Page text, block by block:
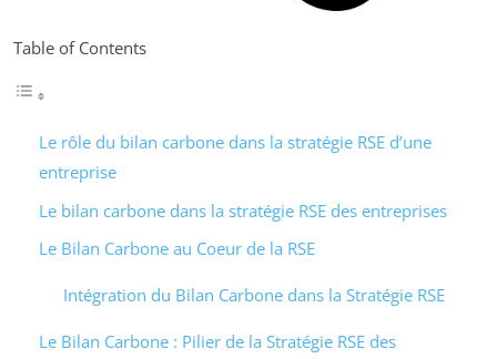
Table of Contents
Le rôle du bilan carbone dans la stratégie RSE d’une
entreprise
Le bilan carbone dans la stratégie RSE des entreprises
Le Bilan Carbone au Coeur de la RSE
Intégration du Bilan Carbone dans la Stratégie RSE
Le Bilan Carbone : Pilier de la Stratégie RSE des